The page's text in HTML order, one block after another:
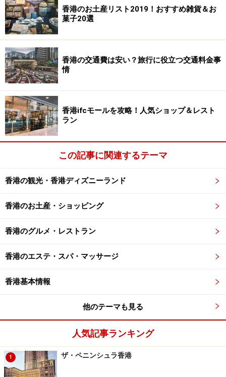
住所：BE 7-9, East Wing, The Peninsula, Salisbury Rd,
Tsim Sha Tsui
Tel：(852)2696 6969
営業時間：9：30～19：00
＞＞ザ・ペニンシュラ香港
行列のできるジェニーベーカリー
シンプルな店舗の前は人だかりが！とても人気があります
数か月おきにかわるテディ・ベアの缶
北に向かってネイザンロードを5分歩いている途中に、
右側に長蛇の列を発見したら、それはジェニーベーカリ
ーの列に続いています。テディ・ベアの缶に入った数種
類のクッキーは香港内ではクリスマスプレゼントやホー
ムパーティーの手みやげの定番として買われていました
が、口コミで人気になり、観光客も並ぶほどのお店とな
りました。現在では上環と尖沙咀に店舗があり、ロケー
ションがいいこともあり尖沙咀店の方が混んでいます。
濃厚なバターのお味にふわふわ感のあるこのクッキーは
一度食べたらやみつきになるお味。近くのお店でニセモ
香港のお土産リスト2019！おすすめ雑貨＆お
菓子20選
香港の交通費は安い？旅行に役立つ交通料金事
情
香港ifcモールを攻略！人気ショップ＆レスト
ラン
この記事に関連するテーマ
香港の観光・香港ディズニーランド
香港のお土産・ショッピング
香港のグルメ・レストラン
香港のエステ・スパ・マッサージ
香港基本情報
他のテーマも見る
人気記事ランキング
1 ザ・ペニンシュラ香港